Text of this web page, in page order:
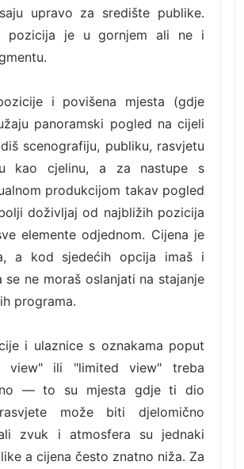
upravo za središte publike.
pozicija je u gornjem ali ne i
i povišena mjesta (gdje
panoramski pogled na cijeli
scenografiju, publiku, rasvjetu
kao cjelinu, a za nastupe s
produkcijom takav pogled
doživljaj od najbližih pozicija
elemente odjednom. Cijena je
a kod sjedećih opcija imaš i
se ne moraš oslanjati na stajanje
programa.
i ulaznice s oznakama poput
view" ili "limited view" treba
— to su mjesta gdje ti dio
može biti djelomično
zvuk i atmosfera su jednaki
a cijena često znatno niža. Za